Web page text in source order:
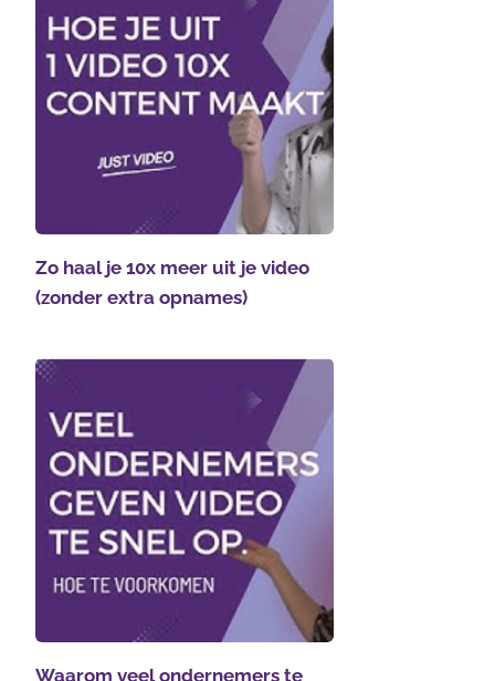
Zo haal je 10x meer uit je video
(zonder extra opnames)
Waarom veel ondernemers te